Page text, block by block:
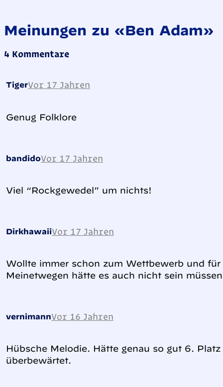
Meinungen zu «Ben Adam»
4 Kommentare
TigerVor 17 Jahren
Genug Folklore
bandidoVor 17 Jahren
Viel “Rockgewedel” um nichts!
DirkhawaiiVor 17 Jahren
Wollte immer schon zum Wettbewerb und
Meinetwegen hätte es auch nicht sein
vernimannVor 16 Jahren
Hübsche Melodie. Hätte genau so gut 6.
überbewärtet.